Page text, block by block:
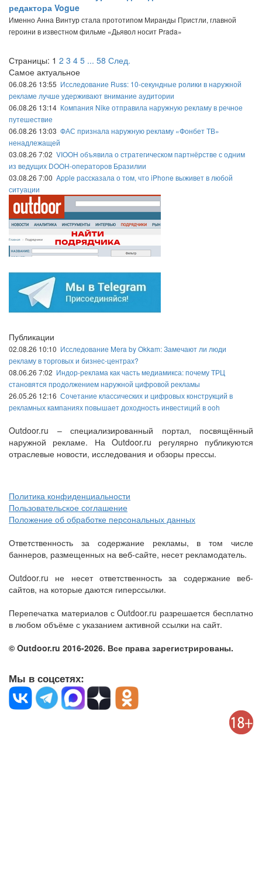
редактора Vogue
Именно Анна Винтур стала прототипом Миранды Пристли, главной
героини в известном фильме «Дьявол носит Prada»
Страницы: 1 2 3 4 5 ... 58 След.
Самое актуальное
06.08.26 13:55 Исследование Russ: 10-секундные ролики в наружной
рекламе лучше удерживают внимание аудитории
06.08.26 13:14 Компания Nike отправила наружную рекламу в речное
путешествие
06.08.26 13:03 ФАС признала наружную рекламу «Фонбет ТВ»
ненадлежащей
03.08.26 7:02 VIOOH объявила о стратегическом партнёрстве с одним
из ведущих DOOH-операторов Бразилии
03.08.26 7:00 Apple рассказала о том, что iPhone выживет в любой
ситуации
Публикации
02.08.26 10:10 Исследование Mera by Okkam: Замечают ли люди
рекламу в торговых и бизнес-центрах?
08.06.26 7:02 Индор-реклама как часть медиамикса: почему ТРЦ
становятся продолжением наружной цифровой рекламы
26.05.26 12:16 Сочетание классических и цифровых конструкций в
рекламных кампаниях повышает доходность инвестиций в ooh
Outdoor.ru – специализированный портал, посвящённый
наружной рекламе. На Outdoor.ru регулярно публикуются
отраслевые новости, исследования и обзоры прессы.
Политика конфиденциальности
Пользовательское соглашение
Положение об обработке персональных данных
Ответственность за содержание рекламы, в том числе
баннеров, размещенных на веб-сайте, несет рекламодатель.
Outdoor.ru не несет ответственность за содержание веб-
сайтов, на которые даются гиперссылки.
Перепечатка материалов с Outdoor.ru разрешается бесплатно
в любом объёме с указанием активной ссылки на сайт.
© Outdoor.ru 2016-2026. Все права зарегистрированы.
Мы в соцсетях: